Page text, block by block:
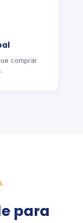
comprar
para